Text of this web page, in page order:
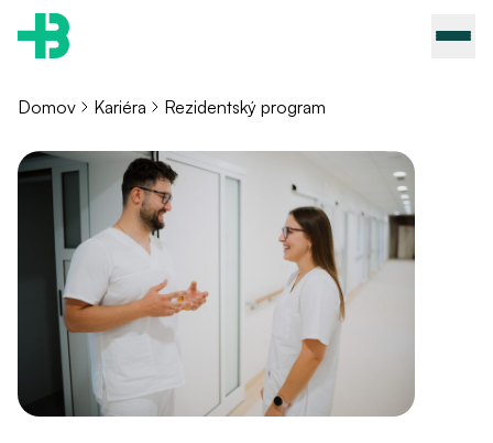
Domov Kariéra Rezidentský program